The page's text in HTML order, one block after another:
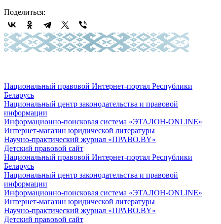
Поделиться:
Национальный правовой Интернет-портал Республики
Беларусь
Национальный центр законодательства и правовой
информации
Информационно-поисковая система «ЭТАЛОН-ONLINE»
Интернет-магазин юридической литературы
Научно-практический журнал «ПРАВО.BY»
Детский правовой сайт
Национальный правовой Интернет-портал Республики
Беларусь
Национальный центр законодательства и правовой
информации
Информационно-поисковая система «ЭТАЛОН-ONLINE»
Интернет-магазин юридической литературы
Научно-практический журнал «ПРАВО.BY»
Детский правовой сайт